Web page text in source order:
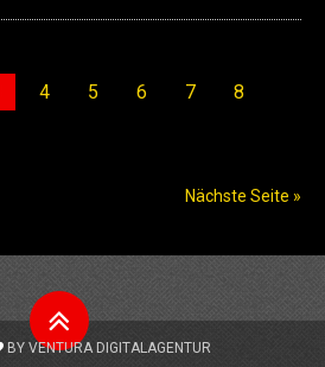
4 5 6 7
8
Nächste Seite »
Nach
oben
BY VENTURA DIGITALAGENTUR